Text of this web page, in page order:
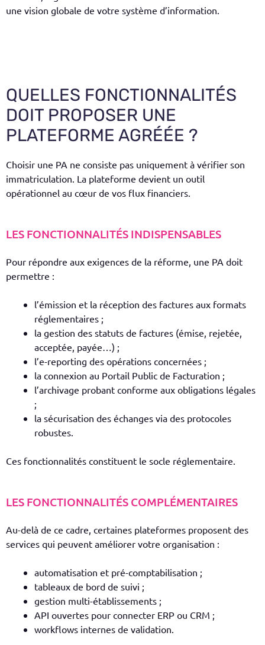
une vision globale de votre système d’information.
QUELLES FONCTIONNALITÉS
DOIT PROPOSER UNE
PLATEFORME AGRÉÉE ?
Choisir une PA ne consiste pas uniquement à vérifier son
immatriculation. La plateforme devient un outil
opérationnel au cœur de vos flux financiers.
LES FONCTIONNALITÉS INDISPENSABLES
Pour répondre aux exigences de la réforme, une PA doit
permettre :
l’émission et la réception des factures aux formats
réglementaires ;
la gestion des statuts de factures (émise, rejetée,
acceptée, payée…) ;
l’e-reporting des opérations concernées ;
la connexion au Portail Public de Facturation ;
l’archivage probant conforme aux obligations légales
;
la sécurisation des échanges via des protocoles
robustes.
Ces fonctionnalités constituent le socle réglementaire.
LES FONCTIONNALITÉS COMPLÉMENTAIRES
Au-delà de ce cadre, certaines plateformes proposent des
services qui peuvent améliorer votre organisation :
automatisation et pré-comptabilisation ;
tableaux de bord de suivi ;
gestion multi-établissements ;
API ouvertes pour connecter ERP ou CRM ;
workflows internes de validation.